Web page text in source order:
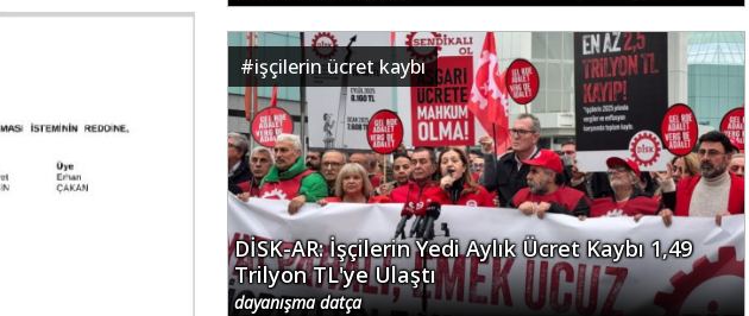
#işçilerin ücret kaybı
DİSK-AR: İşçilerin Yedi Aylık Ücret Kaybı 1,49
Trilyon TL'ye Ulaştı
dayanışma datça